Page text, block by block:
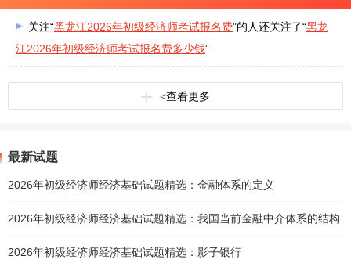
关注“黑龙江2026年初级经济师考试报名费”的人还关注了“黑龙
江2026年初级经济师考试报名费多少钱”
<查看更多
最新试题
2026年初级经济师经济基础试题精选：金融体系的定义
2026年初级经济师经济基础试题精选：我国当前金融中介体系的结构
2026年初级经济师经济基础试题精选：影子银行